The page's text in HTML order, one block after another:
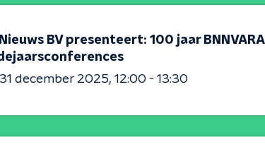
BV presenteert: 100 jaar BNNVARA
december 2025 12:00 - 13:30